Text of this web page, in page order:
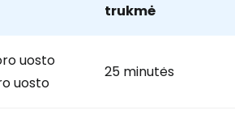
trukmė
uosto
uosto
25 minutės